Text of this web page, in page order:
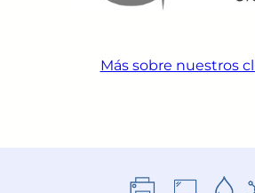
Más sobre nuestros